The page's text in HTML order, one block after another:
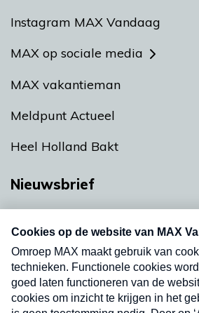
Instagram MAX Vandaag
MAX op sociale media
MAX vakantieman
Meldpunt Actueel
Heel Holland Bakt
Nieuwsbrief
nieuwsbrief. Elke vrijdag- en
uw mailbox.